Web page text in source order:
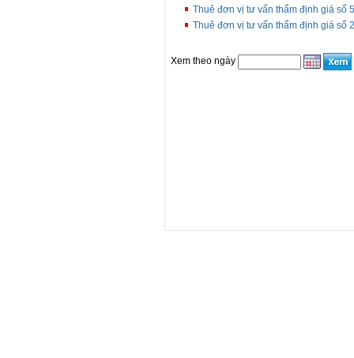
Thuê đơn vị tư vấn thẩm định giá số
Thuê đơn vị tư vấn thẩm định giá số
Xem theo ngày